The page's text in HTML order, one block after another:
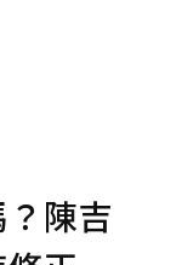
陳吉